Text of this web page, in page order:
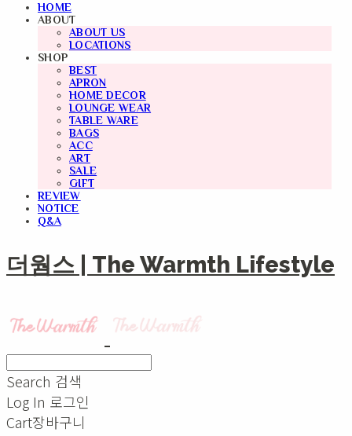
HOME
ABOUT
ABOUT US
LOCATIONS
SHOP
BEST
APRON
HOME DECOR
LOUNGE WEAR
TABLE WARE
BAGS
ACC
ART
SALE
GIFT
REVIEW
NOTICE
Q&A
더웜스 | The Warmth Lifestyle
Search 검색
Log In 로그인
Cart장바구니